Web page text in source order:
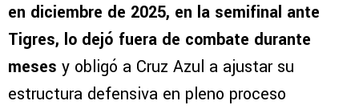
en diciembre de 2025, en la semifinal ante
Tigres, lo dejó fuera de combate durante
meses y obligó a Cruz Azul a ajustar su
estructura defensiva en pleno proceso